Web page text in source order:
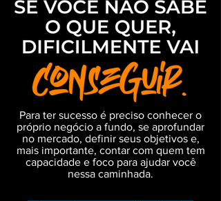
Para ter sucesso é preciso conhecer o
próprio negócio a fundo, se aprofundar
no mercado, definir seus objetivos e,
mais importante, contar com quem tem
capacidade e foco para ajudar você
nessa caminhada.